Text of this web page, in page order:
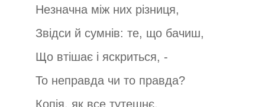
Незначна між них різниця,
Звідси й сумнів: те, що бачиш,
Що втішає і яскриться, -
То неправда чи то правда?
Копія, як все тутешнє,